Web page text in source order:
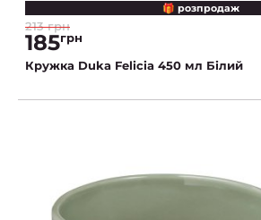
🎁 розпродаж
213 грн
185грн
Кружка Duka Felicia 450 мл Білий